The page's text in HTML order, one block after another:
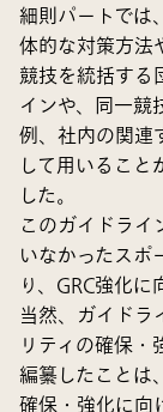
細則パートでは
体的な対策方法
競技を統括する
インや、同一競
例、社内の関連
して用いるこ
した。
このガイドライ
いなかったスポ
り、GRC強化に
当然、ガイドラ
リティの確保
編纂したことは
確保・強化に向